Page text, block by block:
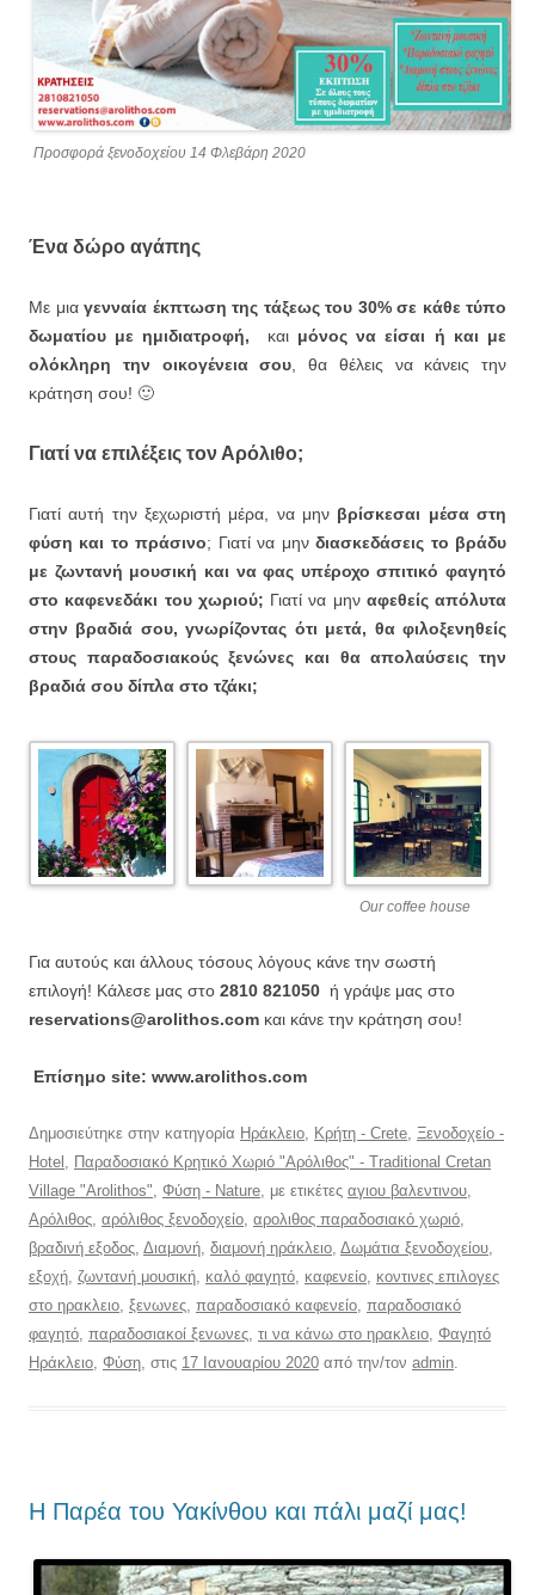
Προσφορά ξενοδοχείου 14 Φλεβάρη 2020
Ένα δώρο αγάπης
Με μια γενναία έκπτωση της τάξεως του 30% σε κάθε τύπο
δωματίου με ημιδιατροφή, και μόνος να είσαι ή και με
ολόκληρη την οικογένεια σου , θα θέλεις να κάνεις την
κράτηση σου! 🙂
Γιατί να επιλέξεις τον Αρόλιθο;
Γιατί αυτή την ξεχωριστή μέρα, να μην βρίσκεσαι μέσα στη
φύση και το πράσινο; Γιατί να μηνδιασκεδάσεις το βράδυ
με ζωντανή μουσική και να φας υπέροχο σπιτικό φαγητό
στο καφενεδάκι του χωριού; Γιατί να μην αφεθείς απόλυτα
στην βραδιά σου, γνωρίζοντας ότι μετά, θα φιλοξενηθείς
στους παραδοσιακούς ξενώνες και θα απολαύσεις την
βραδιά σου δίπλα στο τζάκι;
Our coffee house
Για αυτούς και άλλους τόσους λόγους κάνε την σωστή
επιλογή! Κάλεσε μας στο 2810 821050 ή γράψε μας στο
reservations@arolithos.com και κάνε την κράτηση σου!
Επίσημο site: www.arolithos.com
Δημοσιεύτηκε στην κατηγορία Ηράκλειο, Κρήτη - Crete, Ξενοδοχείο -
Hotel , Παραδοσιακό Κρητικό Χωριό "Αρόλιθος" - Traditional Cretan
Village "Arolithos", Φύση - Nature, με ετικέτες αγιου βαλεντινου,
Αρόλιθος, αρόλιθος ξενοδοχείο, αρολιθος παραδοσιακό χωριό,
βραδινή εξοδος, Διαμονή, διαμονή ηράκλειο, Δωμάτια ξενοδοχείου,
εξοχή, ζωντανή μουσική, καλό φαγητό, καφενείο, κοντινες επιλογες
στο ηρακλειο, ξενωνες, παραδοσιακό καφενείο, παραδοσιακό
φαγητό, παραδοσιακοί ξενωνες, τι να κάνω στο ηρακλειο, Φαγητό
Ηράκλειο, Φύση, στις 17 Ιανουαρίου 2020 από την/τον admin.
Η Παρέα του Υακίνθου και πάλι μαζί μας!